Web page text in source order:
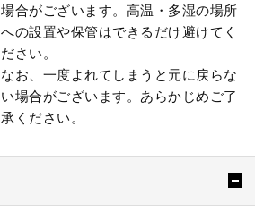
場合がございます。高温・多湿の場所
への設置や保管はできるだけ避けてく
ださい。
なお、一度よれてしまうと元に戻らな
い場合がございます。あらかじめご了
承ください。